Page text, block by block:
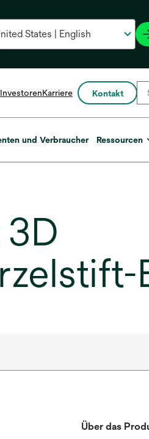
InvestorenKarriere Kontakt
und Verbraucher Ressourcen
Über das